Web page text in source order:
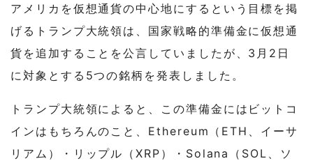
アメリカを仮想通貨の中心地にするという目標を掲
げるトランプ大統領は、国家戦略的準備金に仮想通
貨を追加することを公言していましたが、3月2日
に対象とする5つの銘柄を発表しました。
トランプ大統領によると、この準備金にはビットコ
インはもちろんのこと、Ethereum（ETH、イーサ
リアム）・リップル（XRP）・Solana（SOL、ソ